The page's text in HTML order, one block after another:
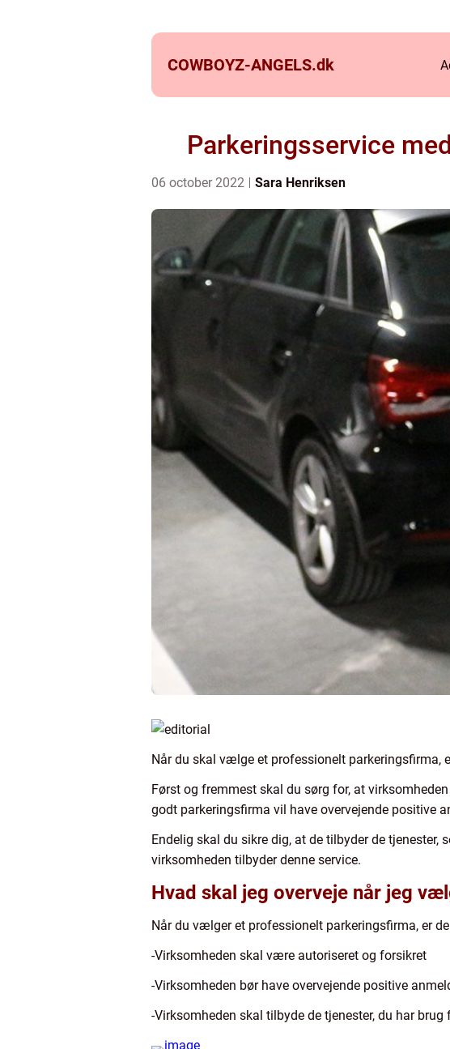
COWBOYZ-ANGELS.dk
Parkeringsservice
06 october 2022 Sara Henriksen
Når du skal vælge et professionelt parkeringsfirma,
Først og fremmest skal du sørg for, at
godt parkeringsfirma vil have overvejende positive
Endelig skal du sikre dig, at de tilbyder de
virksomheden tilbyder denne service.
Hvad skal jeg overveje når jeg
Når du vælger et professionelt parkeringsfirma, er
-Virksomheden skal være autoriseret og forsikret
-Virksomheden bør have overvejende positive
-Virksomheden skal tilbyde de tjenester, du har